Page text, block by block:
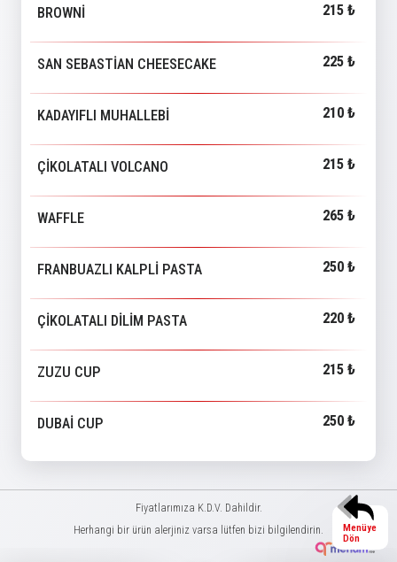
BROWNİ 215 ₺
SAN SEBASTİAN CHEESECAKE 225 ₺
KADAYIFLI MUHALLEBİ 210 ₺
ÇİKOLATALI VOLCANO 215 ₺
WAFFLE 265 ₺
FRANBUAZLI KALPLİ PASTA 250 ₺
ÇİKOLATALI DİLİM PASTA 220 ₺
ZUZU CUP 215 ₺
DUBAİ CUP 250 ₺
Fiyatlarımıza K.D.V. Dahildir.
Herhangi bir ürün alerjiniz varsa lütfen bizi bilgilendirin.
Menüye
Dön